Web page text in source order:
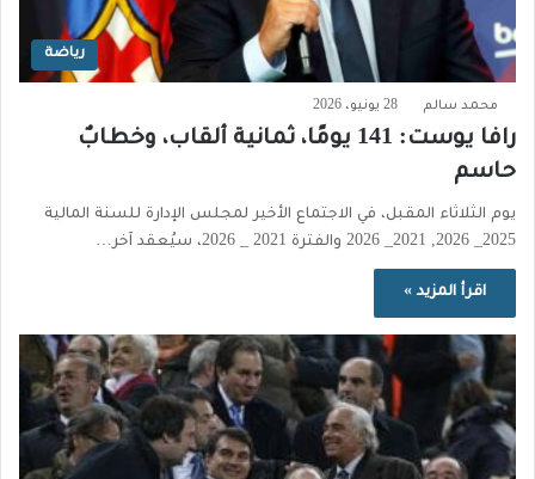
رياضة
محمد سالم 28 يونيو، 2026
رافا يوست: 141 يومًا، ثمانية ألقاب، وخطابٌ
حاسم
يوم الثلاثاء المقبل، في الاجتماع الأخير لمجلس الإدارة للسنة المالية
2025_ 2026, 2021_ 2026 والفترة 2021 _ 2026، سيُعقد آخر…
اقرأ المزيد »